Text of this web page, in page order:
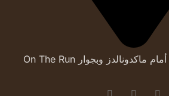
57 شارع المنيل الرئيسي أمام ماكدونالدز وبجوار On The Run